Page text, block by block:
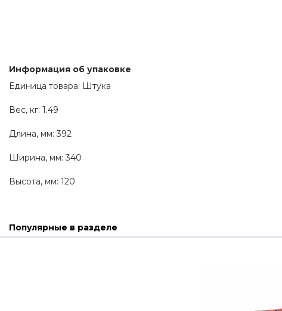
Информация об упаковке
Единица товара: Штука
Вес, кг: 1.49
Длина, мм: 392
Ширина, мм: 340
Высота, мм: 120
Популярные в разделе